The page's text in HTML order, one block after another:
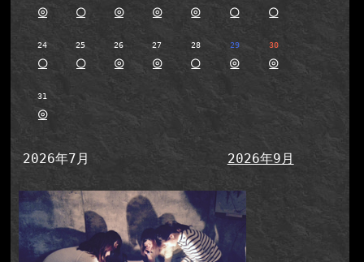
◎ ○ ◎ ◎ ◎ ○ ○
24
○
25
○
26
◎
27
◎
28
○
29
◎
30
◎
31
◎
2026年7月 2026年9月